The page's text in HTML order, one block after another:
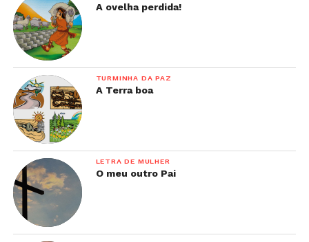
A ovelha perdida!
TURMINHA DA PAZ
A Terra boa
LETRA DE MULHER
O meu outro Pai